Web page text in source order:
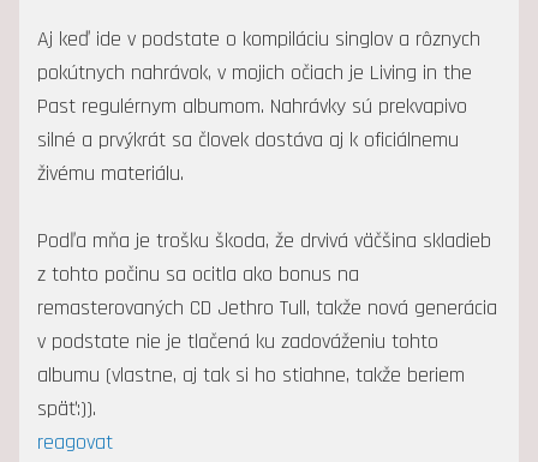
Aj keď ide v podstate o kompiláciu singlov a rôznych
pokútnych nahrávok, v mojich očiach je Living in the
Past regulérnym albumom. Nahrávky sú prekvapivo
silné a prvýkrát sa človek dostáva aj k oficiálnemu
živému materiálu.
Podľa mňa je trošku škoda, že drvivá väčšina skladieb
z tohto počinu sa ocitla ako bonus na
remasterovaných CD Jethro Tull, takže nová generácia
v podstate nie je tlačená ku zadováženiu tohto
albumu (vlastne, aj tak si ho stiahne, takže beriem
späť:)).
reagovat